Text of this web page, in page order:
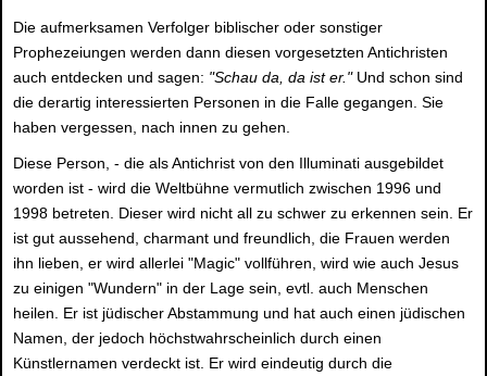
Die aufmerksamen Verfolger biblischer oder sonstiger
Prophezeiungen werden dann diesen vorgesetzten Antichristen
auch entdecken und sagen: "Schau da, da ist er." Und schon sind
die derartig interessierten Personen in die Falle gegangen. Sie
haben vergessen, nach innen zu gehen.
Diese Person, - die als Antichrist von den Illuminati ausgebildet
worden ist - wird die Weltbühne vermutlich zwischen 1996 und
1998 betreten. Dieser wird nicht all zu schwer zu erkennen sein. Er
ist gut aussehend, charmant und freundlich, die Frauen werden
ihn lieben, er wird allerlei "Magic" vollführen, wird wie auch Jesus
zu einigen "Wundern" in der Lage sein, evtl. auch Menschen
heilen. Er ist jüdischer Abstammung und hat auch einen jüdischen
Namen, der jedoch höchstwahrscheinlich durch einen
Künstlernamen verdeckt ist. Er wird eindeutig durch die